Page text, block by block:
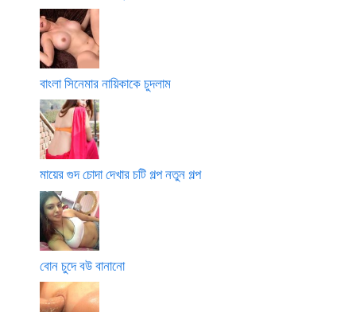
বাংলা সিনেমার নায়িকাকে চুদলাম
মায়ের গুদ চোদা দেখার চটি গল্প নতুন গল্প
বোন চুদে বউ বানানো